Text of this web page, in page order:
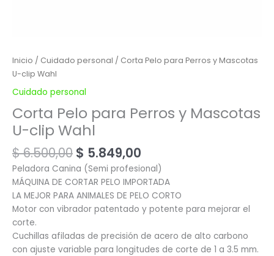
Inicio / Cuidado personal / Corta Pelo para Perros y Mascotas
U-clip Wahl
Cuidado personal
Corta Pelo para Perros y Mascotas
U-clip Wahl
$6.500,00 $ 5.849,00
Peladora Canina (Semi profesional)
MÁQUINA DE CORTAR PELO IMPORTADA
LA MEJOR PARA ANIMALES DE PELO CORTO
Motor con vibrador patentado y potente para mejorar el
corte.
Cuchillas afiladas de precisión de acero de alto carbono
con ajuste variable para longitudes de corte de 1 a 3.5 mm.